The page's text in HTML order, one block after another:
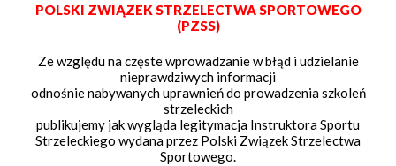
POLSKI ZWIĄZEK STRZELECTWA SPORTOWEGO
(PZSS)
Ze względu na częste wprowadzanie w błąd i udzielanie
nieprawdziwych informacji
odnośnie nabywanych uprawnień do prowadzenia szkoleń
strzeleckich
publikujemy jak wygląda legitymacja Instruktora Sportu
Strzeleckiego wydana przez Polski Związek Strzelectwa
Sportowego.